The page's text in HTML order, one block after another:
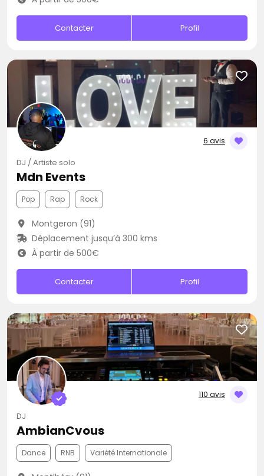
Contacter Profil
6 avis
DJ / Artiste solo
Mdn Events
Pop Rap Rock
Montgeron (91)
Déplacement jusqu’à 300 kms
À partir de 500€
Contacter Profil
110 avis
DJ
AmbianCvous
Dance RNB Variété Internationale